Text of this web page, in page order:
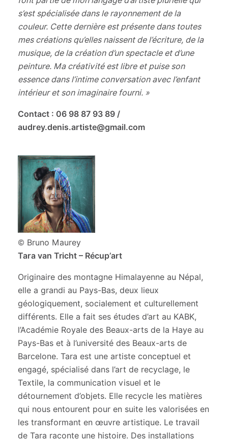
s’est spécialisée dans le rayonnement de la
couleur. Cette dernière est présente dans toutes
mes créations qu’elles naissent de l’écriture, de la
musique, de la création d’un spectacle et d’une
peinture. Ma créativité est libre et puise son
essence dans l’intime conversation avec l’enfant
intérieur et son imaginaire fourni. »
Contact : 06 98 87 93 89 /
audrey.denis.artiste@gmail.com
© Bruno Maurey
Tara van Tricht – Récup’art
Originaire des montagne Himalayenne au Népal,
elle a grandi au Pays-Bas, deux lieux
géologiquement, socialement et culturellement
différents. Elle a fait ses études d’art au KABK,
l’Académie Royale des Beaux-arts de la Haye au
Pays-Bas et à l’université des Beaux-arts de
Barcelone. Tara est une artiste conceptuel et
engagé, spécialisé dans l’art de recyclage, le
Textile, la communication visuel et le
détournement d’objets. Elle recycle les matières
qui nous entourent pour en suite les valorisées en
les transformant en œuvre artistique. Le travail
de Tara raconte une histoire. Des installations